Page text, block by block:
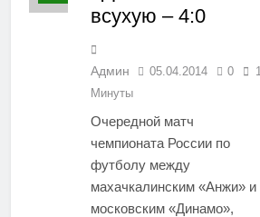
всухую – 4:0
Админ 05.04.2014 0
1
Минуты
Очередной матч
чемпионата России по
футболу между
махачкалинским «Анжи» и
московским «Динамо»,